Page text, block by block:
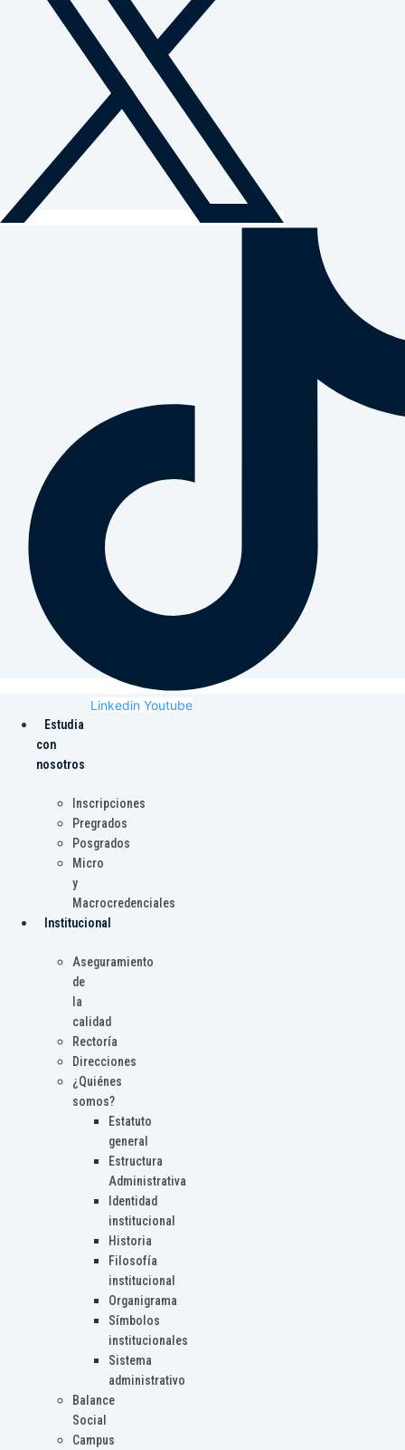
Linkedin Youtube
Estudia
con
nosotros
Inscripciones
Pregrados
Posgrados
Micro
y
Macrocredenciales
Institucional
Aseguramiento
de
la
calidad
Rectoría
Direcciones
¿Quiénes
somos?
Estatuto
general
Estructura
Administrativa
Identidad
institucional
Historia
Filosofía
institucional
Organigrama
Símbolos
institucionales
Sistema
administrativo
Balance
Social
Campus